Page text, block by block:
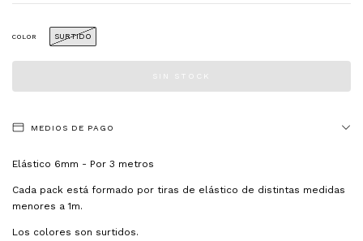
COLOR SURTIDO
MEDIOS DE PAGO
Elástico 6mm - Por 3 metros
Cada pack está formado por tiras de elástico de distintas medidas
menores a 1m.
Los colores son surtidos.